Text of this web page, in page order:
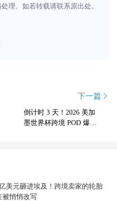
理。如若转载请联系原出处。
下一篇
倒计时 3 天！2026 美加
墨世界杯跨境 POD 爆单
美元砸进埃及！跨境卖家的轮胎
被悄悄改写